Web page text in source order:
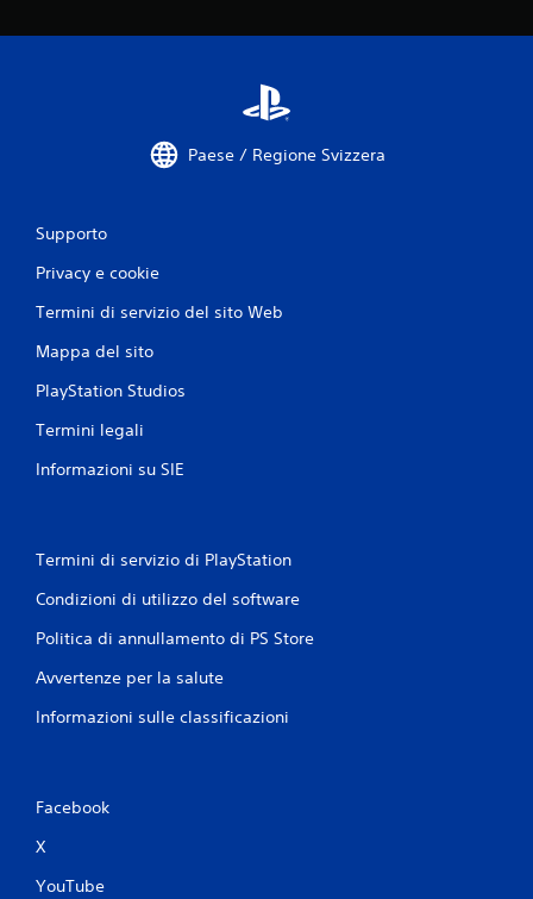
Paese / Regione Svizzera
Supporto
Privacy e cookie
Termini di servizio del sito Web
Mappa del sito
PlayStation Studios
Termini legali
Informazioni su SIE
Termini di servizio di PlayStation
Condizioni di utilizzo del software
Politica di annullamento di PS Store
Avvertenze per la salute
Informazioni sulle classificazioni
Facebook
X
YouTube